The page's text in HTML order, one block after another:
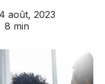
août, 2023
8 min